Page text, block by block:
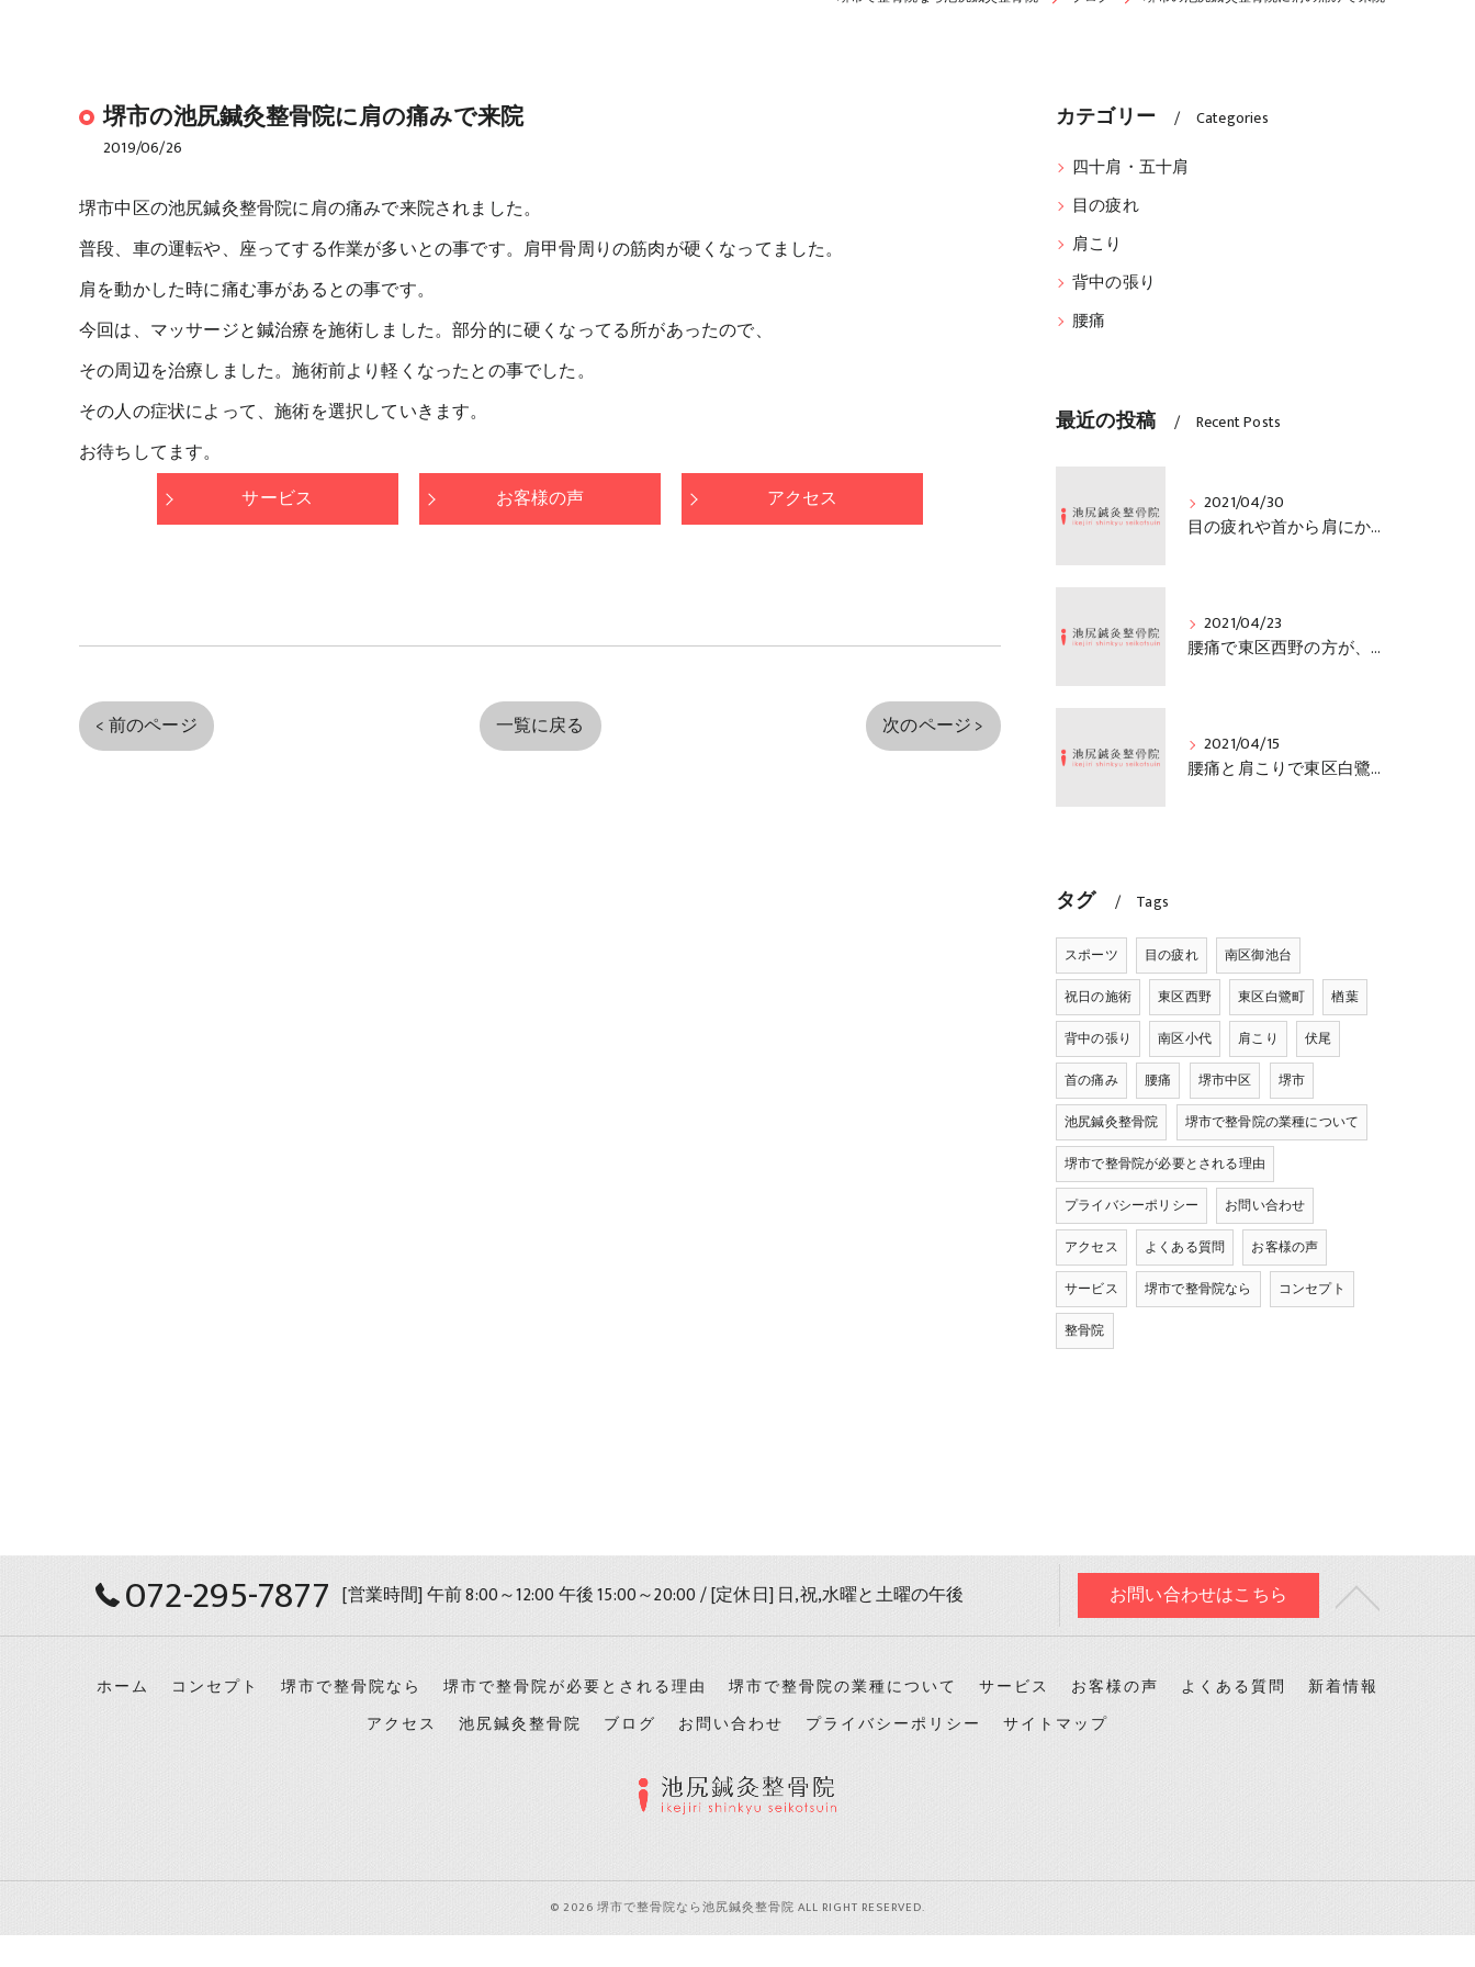
堺市の池尻鍼灸整骨院に肩の痛みで来院
2019/06/26
堺市中区の池尻鍼灸整骨院に肩の痛みで来院されました。
普段、車の運転や、座ってする作業が多いとの事です。肩甲骨周りの筋肉が硬くなってました。
肩を動かした時に痛む事があるとの事です。
今回は、マッサージと鍼治療を施術しました。部分的に硬くなってる所があったので、
その周辺を治療しました。施術前より軽くなったとの事でした。
その人の症状によって、施術を選択していきます。
お待ちしてます。
サービス
お客様の声 アクセス
< 前のページ 一覧に戻る 次のページ >
カテゴリー Categories
四十肩・五十肩
目の疲れ
肩こり
背中の張り
腰痛
最近の投稿 Recent Posts
2021/04/30
目の疲れや首から肩にかけての痛みで南区御池台の方がご来院「堺市中区の池尻鍼灸整骨院」
2021/04/23
腰痛で東区西野の方が、ご来院「堺市中区の池尻鍼灸整骨院」
2021/04/15
腰痛と肩こりで東区白鷺町の方が、ご来院「堺市中区の池尻鍼灸整骨院」
タグ Tags
スポーツ 目の疲れ
南区御池台
祝日の施術
東区西野 東区白鷺町
楢葉
背中の張り
南区小代 肩こり
伏尾
首の痛み
腰痛 堺市中区
堺市
池尻鍼灸整骨院
堺市で整骨院の業種について
堺市で整骨院が必要とされる理由
プライバシーポリシー
お問い合わせ
アクセス
よくある質問
お客様の声
サービス
堺市で整骨院なら
コンセプト
整骨院
072-295-7877 [営業時間] 午前 8:00～12:00 午後 15:00～20:00 / [定休日] 日,祝,水曜と土曜の午後 お問い合わせはこちら
ホーム コンセプト 堺市で整骨院なら 堺市で整骨院が必要とされる理由 堺市で整骨院の業種について サービス お客様の声 よくある質問
新着情報
アクセス
池尻鍼灸整骨院 ブログ お問い合わせ プライバシーポリシー サイトマップ
© 2026 堺市で整骨院なら池尻鍼灸整骨院 ALL RIGHT RESERVED.